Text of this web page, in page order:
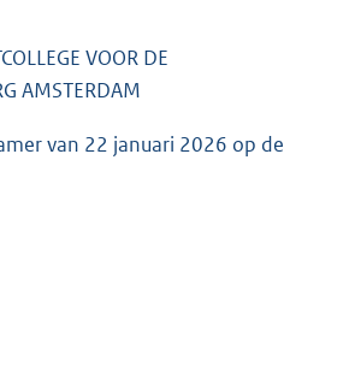
VOOR DE
AMSTERDAM
van 22 januari 2026 op de